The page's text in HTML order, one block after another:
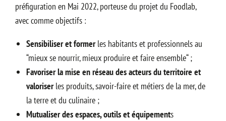
préfiguration en Mai 2022, porteuse du projet du Foodlab,
avec comme objectifs :
Sensibiliser et formerles habitants et professionnels au
“mieux se nourrir, mieux produire et faire ensemble“ ;
Favoriser la mise en réseau des acteurs du territoire et
valoriserles produits, savoir-faire et métiers de la mer, de
la terre et du culinaire ;
Mutualiser des espaces, outils et équipements